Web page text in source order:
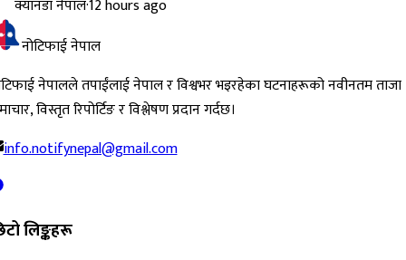
क्यानडा नेपाल·12 hours ago
नोटिफाई नेपाल
नेपालले तपाईंलाई नेपाल र विश्वभर भइरहेका घटनाहरूको नवीनतम ताजा
विस्तृत रिपोर्टिङ र विश्लेषण प्रदान गर्दछ।
info.notifynepal@gmail.com
लिङ्कहरू